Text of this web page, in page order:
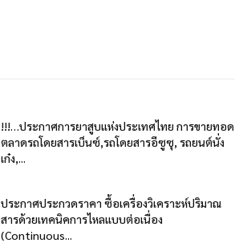
!!!…ประกาศการยาสูบแห่งประเทศไทย การขายทอด
ตลาดรถโดยสารเบ็นซ์,รถโดยสารอีซูซุ, รถยนต์นั่ง
เก๋ง,...
ประกาศประกวดราคา ซื้อเครื่องวิเคราะห์ปริมาณ
สารด้วยเทคนิคการไหลแบบต่อเนื่อง
(Continuous...